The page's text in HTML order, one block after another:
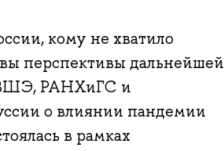
кому не хватило
перспективы дальнейшей
ВШЭ, РАНХиГС и
о влиянии пандемии
в рамках